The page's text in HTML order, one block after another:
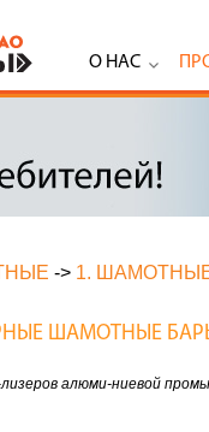
О НАС
-> 1.
ШАМОТНЫЕ
алюми-ниевой